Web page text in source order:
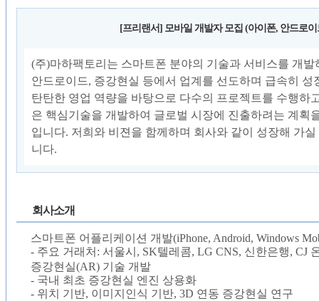
[프리랜서] 모바일 개발자 모집 (아이폰, 안드로이
(주)마하팩토리는 스마트폰 분야의 기술과 서비스를 개
안드로이드, 증강현실 등에서 업계를 선도하며 급속히 성
탄탄한 영업 역량을 바탕으로 다수의 프로젝트를 수행하
은 핵심기술을 개발하여 글로벌 시장에 진출하려는 계획
입니다. 저희와 비젼을 함께하며 회사와 같이 성장해 가
니다.
회사소개
스마트폰 어플리케이션 개발(iPhone, Android, Windows
- 주요 거래처: 서울시, SK텔레콤, LG CNS, 신한은행, CJ
증강현실(AR) 기술 개발
- 국내 최초 증강현실 엔진 상용화
- 위치 기반, 이미지인식 기반, 3D 연동 증강현실 연구